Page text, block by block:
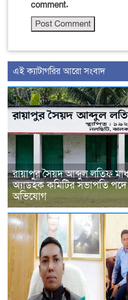
comment.
‍এই ক্যাটাগরির ‍আরো সংবাদ
রায়াপুর সৈয়দ আব্দুল লতিফ
অ্যাডহক কমিটির সভাপতি পদে
অভিযোগ